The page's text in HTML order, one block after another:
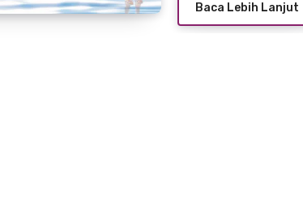
Baca Lebih Lanjut